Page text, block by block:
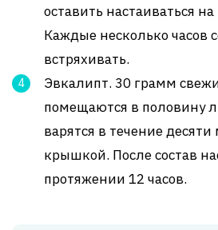
оставить настаиваться
Каждые несколько часов
встряхивать.
Эвкалипт. 30 грамм
помещаются в половину
варятся в течение
крышкой. После состав
протяжении 12 часов.